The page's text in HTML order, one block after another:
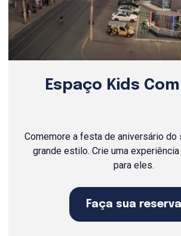
Espaço Kids
Comemore a festa de aniversário do
grande estilo. Crie uma
para eles.
Faça sua reserva